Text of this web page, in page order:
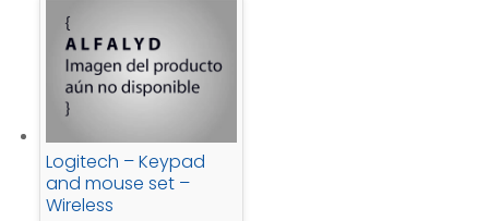
Logitech – Keypad
and mouse set –
Wireless